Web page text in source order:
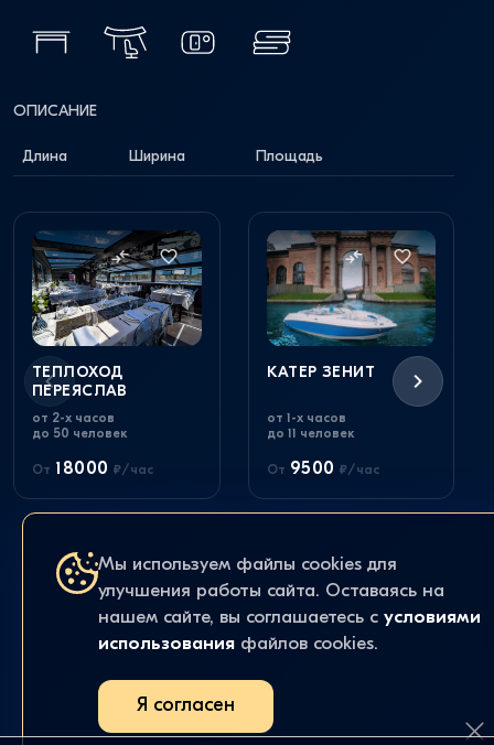
ОПИСАНИЕ
Длина Ширина Площадь
ТЕПЛОХОД
ПЕРЕЯСЛАВ
от 2-х часов
до 50 человек
От 18000 ₽/час
КАТЕР ЗЕНИТ
от 1-х часов
до 11 человек
От 9500 ₽/час
Мы используем файлы cookies для
улучшения работы сайта. Оставаясь на
нашем сайте, вы соглашаетесь с условиями
использования файлов cookies.
Я согласен